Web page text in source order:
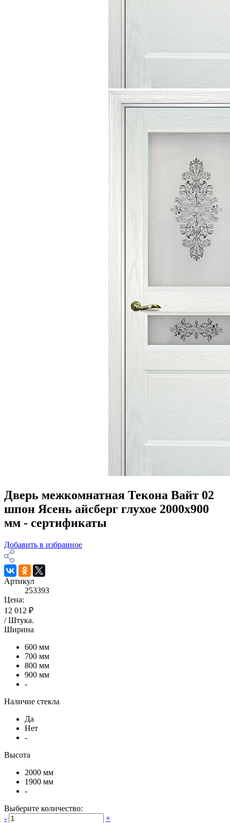
Дверь межкомнатная Текона Вайт 02
шпон Ясень айсберг глухое 2000х900
мм - сертификаты
Добавить в избранное
Артикул
253393
Цена:
12 012 ₽
/Штука.
Ширина
600 мм
700 мм
800 мм
900 мм
-
Наличие стекла
Да
Нет
-
Высота
2000 мм
1900 мм
-
Выберите количество:
-
+